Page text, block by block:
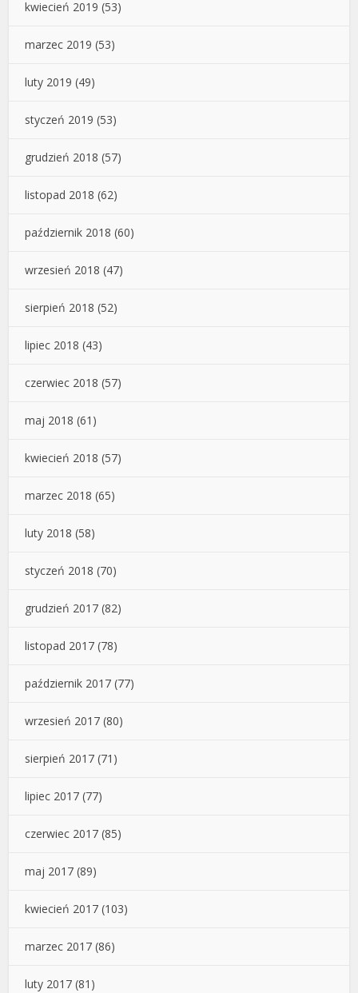
kwiecień 2019 (53)
marzec 2019 (53)
luty 2019 (49)
styczeń 2019 (53)
grudzień 2018 (57)
listopad 2018 (62)
październik 2018 (60)
wrzesień 2018 (47)
sierpień 2018 (52)
lipiec 2018 (43)
czerwiec 2018 (57)
maj 2018 (61)
kwiecień 2018 (57)
marzec 2018 (65)
luty 2018 (58)
styczeń 2018 (70)
grudzień 2017 (82)
listopad 2017 (78)
październik 2017 (77)
wrzesień 2017 (80)
sierpień 2017 (71)
lipiec 2017 (77)
czerwiec 2017 (85)
maj 2017 (89)
kwiecień 2017 (103)
marzec 2017 (86)
luty 2017 (81)